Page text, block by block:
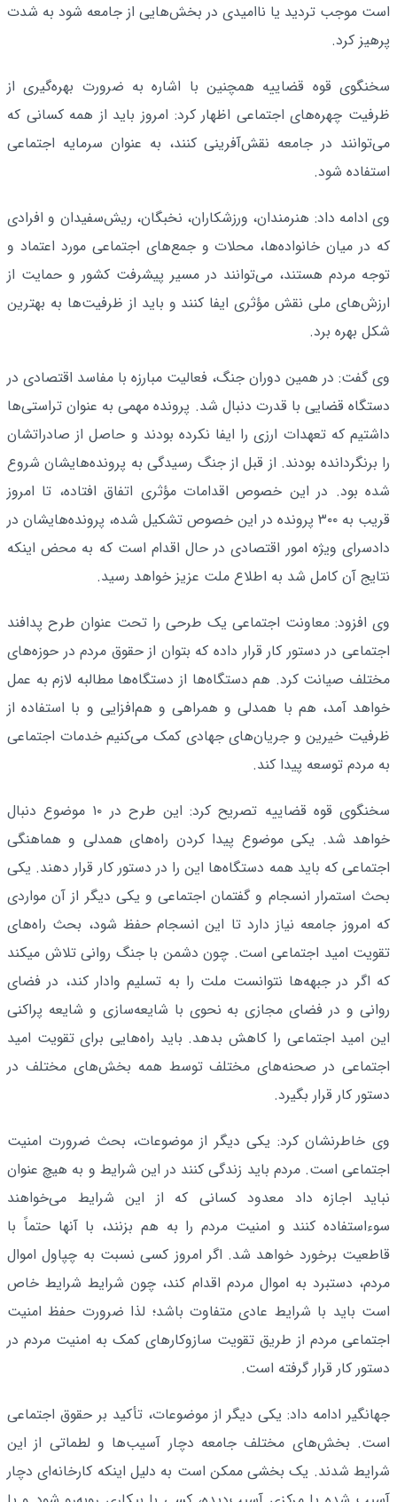
است موجب تردید یا ناامیدی در بخش‌هایی از جامعه شود به شدت
پرهیز کرد.
سخنگوی قوه قضاییه همچنین با اشاره به ضرورت بهره‌گیری از
ظرفیت چهره‌های اجتماعی اظهار کرد: امروز باید از همه کسانی که
می‌توانند در جامعه نقش‌آفرینی کنند، به عنوان سرمایه اجتماعی
استفاده شود.
وی ادامه داد: هنرمندان، ورزشکاران، نخبگان، ریش‌سفیدان و افرادی
که در میان خانواده‌ها، محلات و جمع‌های اجتماعی مورد اعتماد و
توجه مردم هستند، می‌توانند در مسیر پیشرفت کشور و حمایت از
ارزش‌های ملی نقش مؤثری ایفا کنند و باید از ظرفیت‌ها به بهترین
شکل بهره برد.
وی گفت: در همین دوران جنگ، فعالیت مبارزه با مفاسد اقتصادی در
دستگاه قضایی با قدرت دنبال شد. پرونده مهمی به عنوان تراستی‌ها
داشتیم که تعهدات ارزی را ایفا نکرده بودند و حاصل از صادراتشان
را برنگردانده بودند. از قبل از جنگ رسیدگی به پرونده‌هایشان شروع
شده بود. در این خصوص اقدامات مؤثری اتفاق افتاده، تا امروز
قریب به ۳۰۰ پرونده در این خصوص تشکیل شده، پرونده‌هایشان در
دادسرای ویژه امور اقتصادی در حال اقدام است که به محض اینکه
نتایج آن کامل شد به اطلاع ملت عزیز خواهد رسید.
وی افزود: معاونت اجتماعی یک طرحی را تحت عنوان طرح پدافند
اجتماعی در دستور کار قرار داده که بتوان از حقوق مردم در حوزه‌های
مختلف صیانت کرد. هم دستگاه‌ها از دستگاه‌ها مطالبه لازم به عمل
خواهد آمد، هم با همدلی و همراهی و هم‌افزایی و با استفاده از
ظرفیت خیرین و جریان‌های جهادی کمک می‌کنیم خدمات اجتماعی
به مردم توسعه پیدا کند.
سخنگوی قوه قضاییه تصریح کرد: این طرح در ۱۰ موضوع دنبال
خواهد شد. یکی موضوع پیدا کردن راه‌های همدلی و هماهنگی
اجتماعی که باید همه دستگاه‌ها این را در دستور کار قرار دهند. یکی
بحث استمرار انسجام و گفتمان اجتماعی و یکی دیگر از آن مواردی
که امروز جامعه نیاز دارد تا این انسجام حفظ شود، بحث راه‌های
تقویت امید اجتماعی است. چون دشمن با جنگ روانی تلاش میکند
که اگر در جبهه‌ها نتوانست ملت را به تسلیم وادار کند، در فضای
روانی و در فضای مجازی به نحوی با شایعه‌سازی و شایعه پراکنی
این امید اجتماعی را کاهش بدهد. باید راه‌هایی برای تقویت امید
اجتماعی در صحنه‌های مختلف توسط همه بخش‌های مختلف در
دستور کار قرار بگیرد.
وی خاطرنشان کرد: یکی دیگر از موضوعات، بحث ضرورت امنیت
اجتماعی است. مردم باید زندگی کنند در این شرایط و به هیچ عنوان
نباید اجازه داد معدود کسانی که از این شرایط می‌خواهند
سوءاستفاده کنند و امنیت مردم را به هم بزنند، با آنها حتماً با
قاطعیت برخورد خواهد شد. اگر امروز کسی نسبت به چپاول اموال
مردم، دستبرد به اموال مردم اقدام کند، چون شرایط شرایط خاص
است باید با شرایط عادی متفاوت باشد؛ لذا ضرورت حفظ امنیت
اجتماعی مردم از طریق تقویت سازوکارهای کمک به امنیت مردم در
دستور کار قرار گرفته است.
جهانگیر ادامه داد: یکی دیگر از موضوعات، تأکید بر حقوق اجتماعی
است. بخش‌های مختلف جامعه دچار آسیب‌ها و لطماتی از این
شرایط شدند. یک بخشی ممکن است به دلیل اینکه کارخانه‌ای دچار